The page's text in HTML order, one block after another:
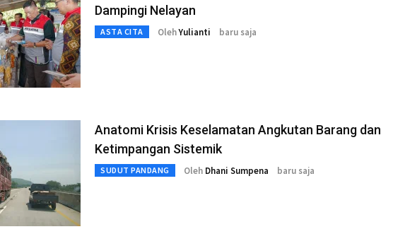
Dampingi Nelayan
ASTA CITA OlehYulianti baru saja
Anatomi Krisis Keselamatan Angkutan Barang dan
Ketimpangan Sistemik
SUDUT PANDANG Oleh Dhani Sumpena baru saja